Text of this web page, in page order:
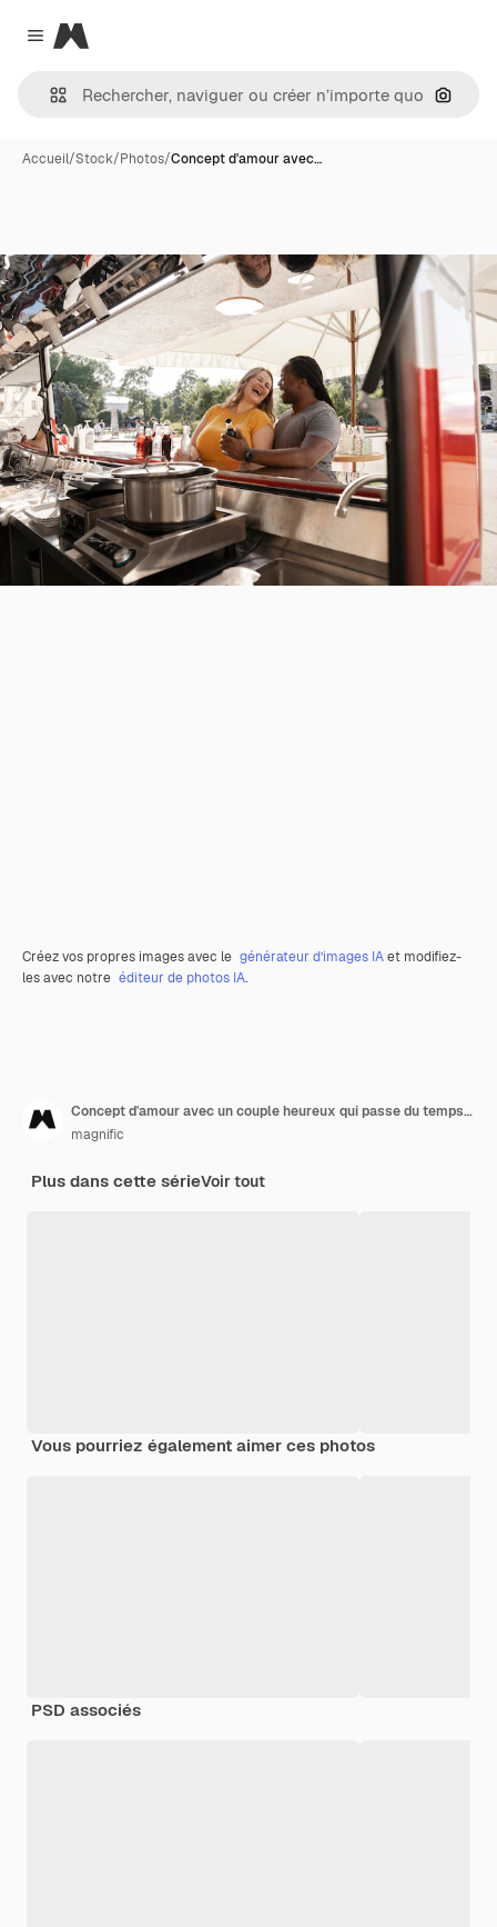
Close menu
Magnific
Accueil/Stock/Photos/Concept d'amour avec…
Créez vos propres images avec le générateur d’images IAet modifiez-
les avec notre éditeur de photos IA.
Concept d'amour avec un couple heureux qui passe du temps ensemble
magnific
Plus dans cette sérieVoir tout
Vous pourriez également aimer ces photos
PSD associés